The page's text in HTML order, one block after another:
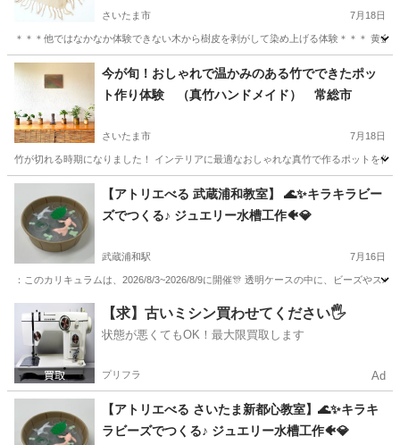
さいたま市 7月18日
＊＊＊他ではなかなか体験できない木から樹皮を剥がして染め上げる体験＊＊＊ 黄
埼玉 さいたま市 ものづくり 東京 世田谷区 ものづくり
今が旬！おしゃれで温かみのある竹でできたポッ
ト作り体験 （真竹ハンドメイド） 常総市
さいたま市 7月18日
竹が切れる時期になりました！ インテリアに最適なおしゃれな真竹で作るポットを
埼玉 さいたま市 ものづくり 東京 墨田区 ものづくり
お花
【アトリエべる 武蔵浦和教室】 🌊✨キラキラビー
ズでつくる♪ ジュエリー水槽工作🐠💎
武蔵浦和駅 7月16日
：このカリキュラムは、2026/8/3~2026/8/9に開催🎊 透明ケースの中に、ビーズやス
埼玉 さいたま市 武蔵浦和駅 ものづくり アトリエ
【求】古いミシン買わせてください🖐️
状態が悪くてもOK！最大限買取します
プリフラ Ad
【アトリエべる さいたま新都心教室】🌊✨キラキ
ラビーズでつくる♪ ジュエリー水槽工作🐠💎